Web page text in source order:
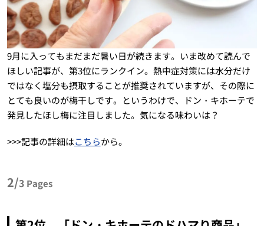
9月に入ってもまだまだ暑い日が続きます。いま改めて読んで
ほしい記事が、第3位にランクイン。熱中症対策には水分だけ
ではなく塩分も摂取することが推奨されていますが、その際に
とても良いのが梅干しです。というわけで、ドン・キホーテで
発見したほし梅に注目しました。気になる味わいは？
>>>記事の詳細はこちらから。
2/3 Pages